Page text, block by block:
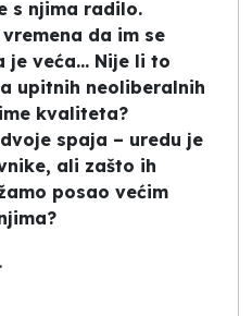
s njima radilo.
da im se
veća... Nije li to
upitnih neoliberalnih
kvaliteta?
spaja – uredu je
ali zašto ih
posao većim